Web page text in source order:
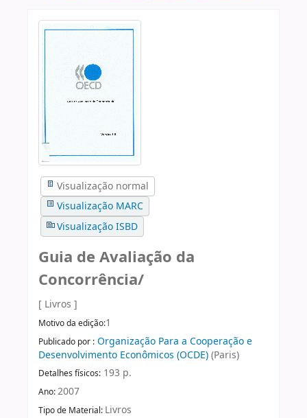
Visualização normal
Visualização MARC
Visualização ISBD
Guia de Avaliação da
Concorrência/
[ Livros ]
Motivo da edição:1
Publicado por : Organização Para a Cooperação e
Desenvolvimento Econômicos (OCDE)(Paris)
Detalhes físicos: 193 p.
Ano:2007
Tipo de Material: Livros